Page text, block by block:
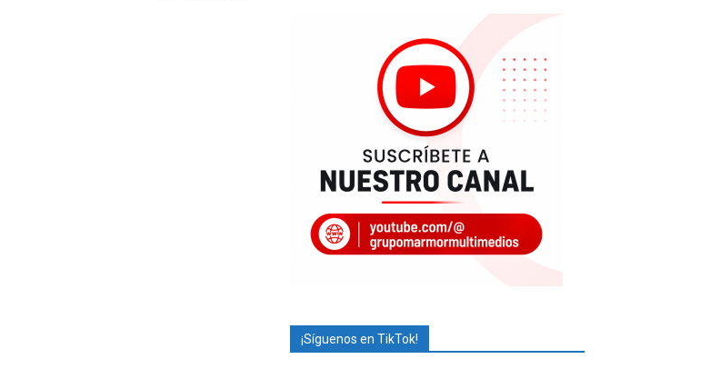
¡Síguenos en TikTok!